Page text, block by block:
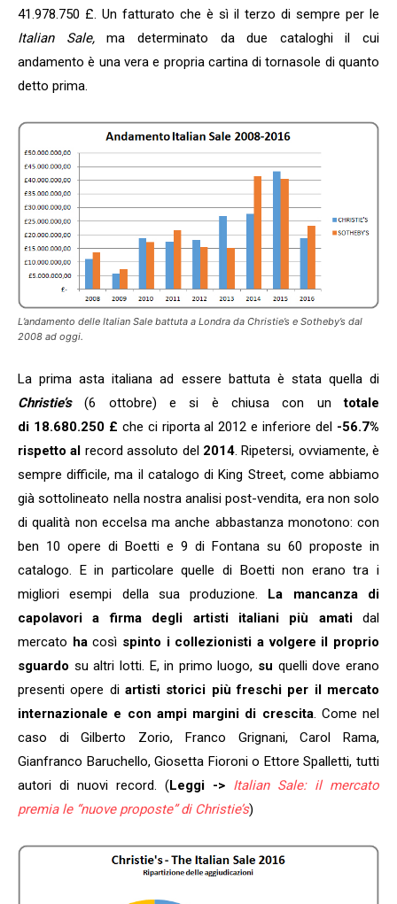
41.978.750 £. Un fatturato che è sì il terzo di sempre per le
Italian Sale,ma determinato da due cataloghi il cui
andamento è una vera e propria cartina di tornasole di quanto
detto prima.
L’andamento delle Italian Sale battuta a Londra da Christie’s e Sotheby’s dal
2008 ad oggi.
La prima asta italiana ad essere battuta è stata quella di
Christie’s(6 ottobre) e si è chiusa con untotale
di 18.680.250 £ che ci riporta al 2012 e inferiore del -56.7%
rispetto al record assoluto del 2014. Ripetersi, ovviamente, è
sempre difficile, ma il catalogo di King Street, come abbiamo
già sottolineato nella nostra analisi post-vendita, era non solo
di qualità non eccelsa ma anche abbastanza monotono: con
ben 10 opere di Boetti e 9 di Fontana su 60 proposte in
catalogo. E in particolare quelle di Boetti non erano tra i
migliori esempi della sua produzione. La mancanza di
capolavori a firma degli artisti italiani più amatidal
mercato hacosì spinto i collezionisti a volgere il proprio
sguardo su altri lotti. E, in primo luogo, su quelli dove erano
presenti opere di artisti storici più freschi per il mercato
internazionale e con ampi margini di crescita. Come nel
caso di Gilberto Zorio, Franco Grignani, Carol Rama,
Gianfranco Baruchello, Giosetta Fioroni o Ettore Spalletti, tutti
autori di nuovi record. (Leggi -> Italian Sale: il mercato
premia le “nuove proposte” di Christie’s)